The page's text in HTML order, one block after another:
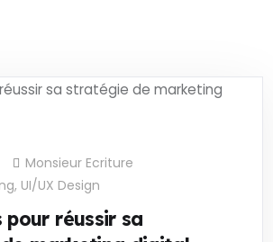
Monsieur Ecriture
, UI/UX Design
pour réussir sa